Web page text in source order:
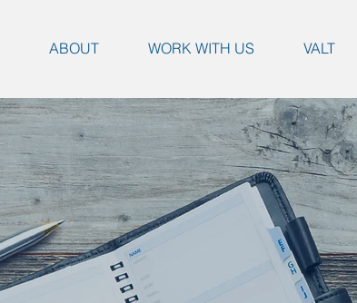
ABOUT WORK WITH US VALT